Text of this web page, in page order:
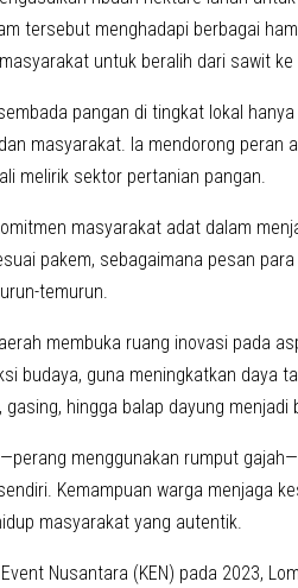
tersebut menghadapi berbagai
untuk beralih dari sawit ke
pangan di tingkat lokal
masyarakat. Ia mendorong peran
melirik sektor pertanian pangan.
masyarakat adat dalam
pakem, sebagaimana pesan
temurun.
membuka ruang inovasi pada
budaya, guna meningkatkan daya
hingga balap dayung menjadi
menggunakan rumput
Kemampuan warga menjaga
masyarakat yang autentik.
Nusantara (KEN) pada 2023,